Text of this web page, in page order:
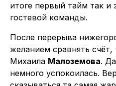
итоге первый тайм так и
гостевой команды.
После перерыва
желанием сравнять счёт,
Михаила Малоземова.
немного успокоилась.